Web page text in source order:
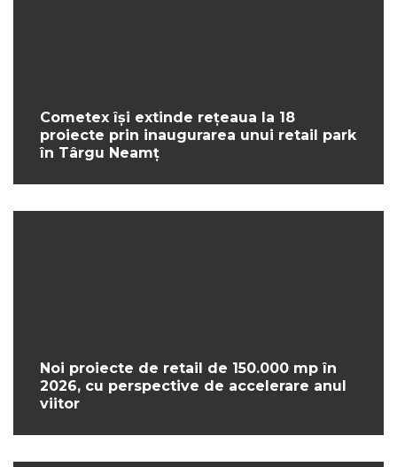
Cometex își extinde rețeaua la 18
proiecte prin inaugurarea unui retail park
în Târgu Neamț
Noi proiecte de retail de 150.000 mp în
2026, cu perspective de accelerare anul
viitor